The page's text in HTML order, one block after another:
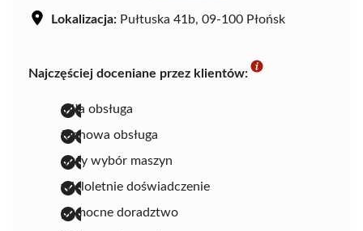
Lokalizacja: Pułtuska 41b, 09-100 Płońsk
Najczęściej doceniane przez klientów:
miła obsługa
fachowa obsługa
duży wybór maszyn
wieloletnie doświadczenie
pomocne doradztwo